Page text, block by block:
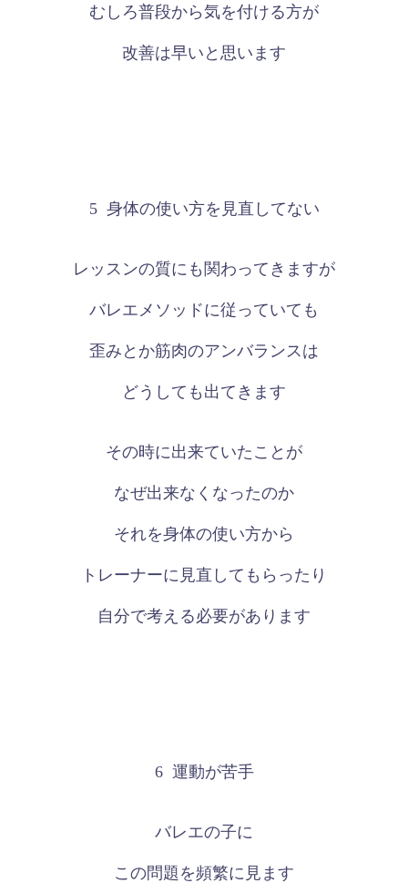
むしろ普段から気を付ける方が
改善は早いと思います
5 身体の使い方を見直してない
レッスンの質にも関わってきますが
バレエメソッドに従っていても
歪みとか筋肉のアンバランスは
どうしても出てきます
その時に出来ていたことが
なぜ出来なくなったのか
それを身体の使い方から
トレーナーに見直してもらったり
自分で考える必要があります
6 運動が苦手
バレエの子に
この問題を頻繁に見ます